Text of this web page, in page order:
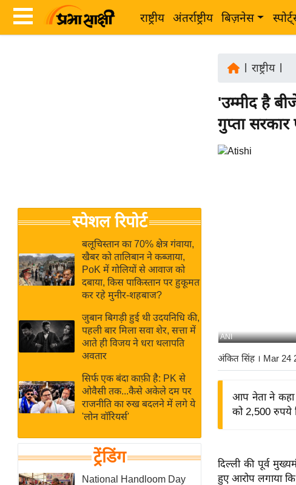
राष्ट्रीय अंतर्राष्ट्रीय बिज़नेस
Breaking
News in
Hindi
Hindi
Videos
जगत
राय
बजट
IPL
2026
ई-पेपर
मिसाल बेमिसाल
शख्सियत
यंग इंडिया
साहित्य जगत
ऑटो वर्ल्ड
स्पेशल रिपोर्ट
बलूचिस्तान का 70% क्षेत्र गंवाया,
खैबर को तालिबान ने कब्जाया,
PoK में गोलियों से आवाज को
दबाया, किस पाकिस्तान पर हुकूमत
कर रहे मुनीर-शहबाज?
जुबान बिगड़ी हुई थी उदयनिधि की,
पहली बार मिला सवा शेर, सत्ता में
आते ही विजय ने धरा थलापति
अवतार
सिर्फ एक बंदा काफ़ी है: PK से
ओवैसी तक...कैसे अकेले दम पर
राजनीति का रुख बदलने में लगे ये
'लोन वॉरियर्स'
ट्रेंडिंग
National Handloom Day
राष्ट्रीय|
'उम्मीद है
गुप्ता
ANI
अंकित सिंह। Mar 24
आप नेता ने कहा
को 2,500
दिल्ली की पूर्व
हुए आरोप लगाया कि